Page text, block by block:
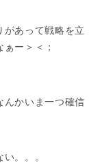
があって戦略を立
ー＞＜；
んかいま一つ確信
。。。